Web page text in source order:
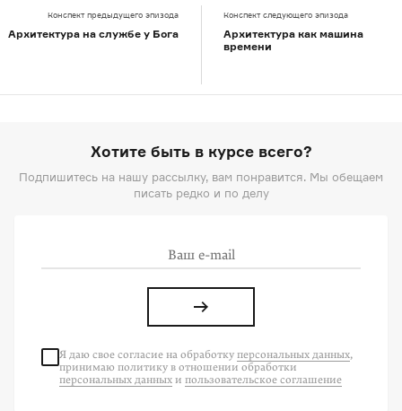
Конспект предыдущего эпизода
Архитектура на службе у Бога
Конспект следующего эпизода
Архитектура как машина
времени
Хотите быть в курсе всего?
Подпишитесь на нашу рассылку, вам понравится. Мы обещаем
писать редко и по делу
Я даю свое согласие на обработку персональных данных,
принимаю политику в отношении обработки
персональных данных и пользовательское соглашение